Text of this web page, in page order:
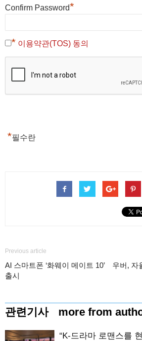
Confirm Password*
* 이용약관(TOS) 동의
*필수란
Previous article
AI 스마트폰 ‘화웨이 메이트 10’
출시
우버, 자
관련기사 more from
“K-드라마 로맨스를